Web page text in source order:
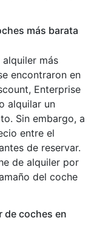
más barata
más
encontraron en
Enterprise
alquilar un
Sin embargo, a
entre el
de reservar.
de alquiler por
del coche
de coches en